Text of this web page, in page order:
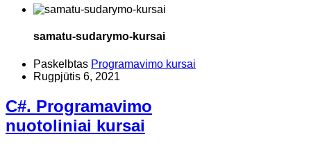
samatu-sudarymo-kursai
Paskelbtas Programavimo kursai
Rugpjūtis 6, 2021
C#. Programavimo
nuotoliniai kursai